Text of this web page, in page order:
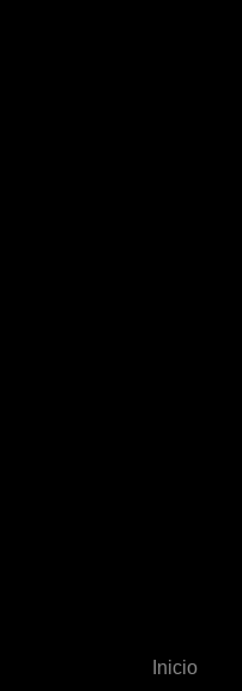
Inicio